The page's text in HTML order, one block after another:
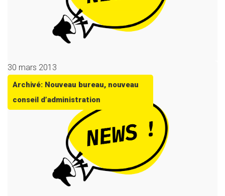
30 mars 2013
Archivé: Nouveau bureau, nouveau
conseil d’administration